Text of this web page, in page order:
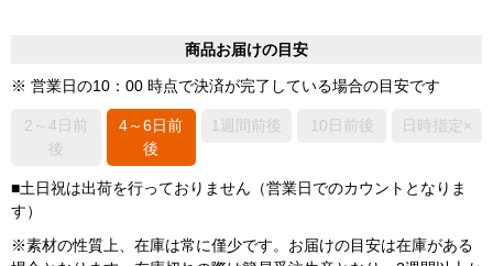
商品お届けの目安
※ 営業日の10：00 時点で決済が完了している場合の目安です
2～4日前
後
4～6日前
後
1週間前後 10日前後 日時指定×
■土日祝は出荷を行っておりません（営業日でのカウントとなりま
す）
※素材の性質上、在庫は常に僅少です。お届けの目安は在庫がある